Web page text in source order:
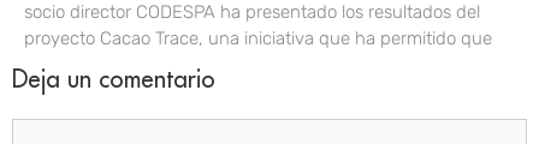
socio director CODESPA ha presentado los resultados del
proyecto Cacao Trace, una iniciativa que ha permitido que
Deja un comentario